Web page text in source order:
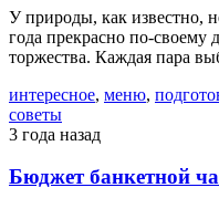
У природы, как известно,
года прекрасно по-своему
торжества. Каждая пара
интересное, меню,
советы
3 года назад
Бюджет банкетной